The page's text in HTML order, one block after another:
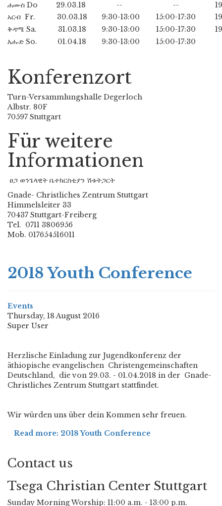
ሐሙስ Do 29.03.18 -- --
አርብ Fr.
30.03.18 9:30-13:00 15:00-17:30
ቅዳሜ Sa.
31.03.18 9:30-13:00 15:00-17:30
እሑድ So.
01.04.18 9:30-13:00 15:00-17:30
Konferenzort
Turn-Versammlungshalle Degerloch
Albstr. 80F
70597 Stuttgart
Für weitere
Informationen
ፀጋ ወንጌላዊት ቤተክርስቲያን ሽቱትጋርት
Gnade- Christliches Zentrum Stuttgart
Himmelsleiter 33
70437 Stuttgart-Freiberg
Tel. 0711 3806956
Mob. 017654516011
2018 Youth Conference
Events
Thursday, 18 August 2016
Super User
Herzlische Einladung zur Jugendkonferenz der
äthiopische evangelischen Christengemeinschaften
Deutschland, die von 29.03. - 01.04.2018 in der Gnade-
Christliches Zentrum Stuttgart stattfindet.
Wir würden uns über dein Kommen sehr freuen.
Read more: 2018 Youth Conference
Contact us
Tsega Christian Center Stuttgart
Sunday Morning Worship: 11:00 a.m. - 13:00 p.m.